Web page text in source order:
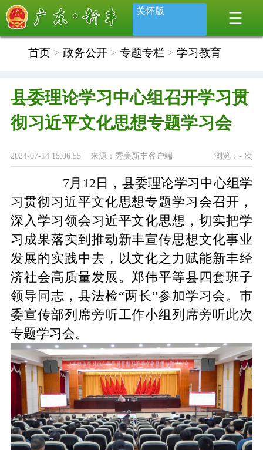
关怀版
首页> 政务公开> 专题专栏 > 学习教育
县委理论学习中心组召开学习贯
彻习近平文化思想专题学习会
浏览：- 次
2024-07-14 15:06:55 来源：秀美新丰客户端
7月12日，县委理论学习中心组学
习贯彻习近平文化思想专题学习会召开，
深入学习领会习近平文化思想，切实把学
习成果落实到推动新丰宣传思想文化事业
发展的实践中去，以文化之力赋能新丰经
济社会高质量发展。郑伟平等县四套班子
领导同志，县法检“两长”参加学习会。市
委宣传部列席旁听工作小组列席旁听此次
专题学习会。